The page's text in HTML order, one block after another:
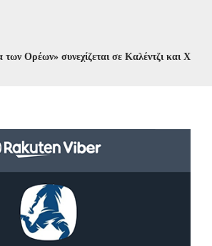
συνεχίζεται σε Καλέντζι και Χουλιαράδες